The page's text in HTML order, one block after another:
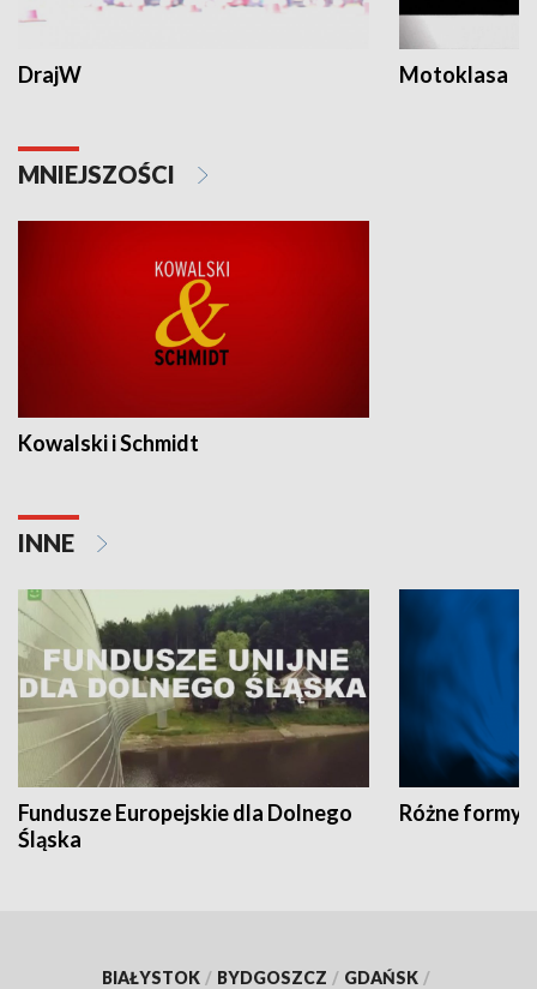
DrajW Motoklasa
MNIEJSZOŚCI
Kowalski i Schmidt
INNE
Fundusze Europejskie dla Dolnego
Śląska
Różne formy
BIAŁYSTOK / BYDGOSZCZ / GDAŃSK /